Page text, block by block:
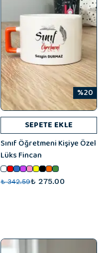
%20
SEPETE EKLE
Sınıf Öğretmeni Kişiye Özel
Lüks Fincan
₺ 342.59₺ 275.00